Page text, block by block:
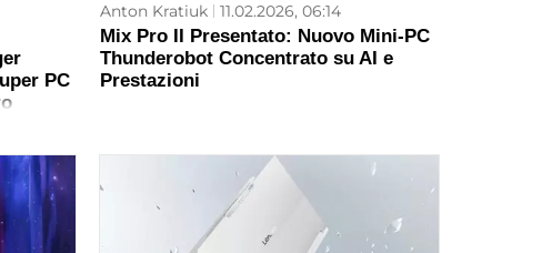
PC
Anton Kratiuk 11.02.2026, 06:14
Mix Pro II Presentato: Nuovo Mini-PC
Thunderobot Concentrato su AI e
Prestazioni